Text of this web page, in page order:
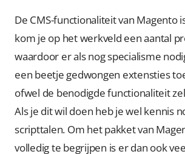
De CMS-functionaliteit van Magento
kom je op het werkveld een aantal
waardoor er als nog specialisme
een beetje gedwongen extensties
ofwel de benodigde functionaliteit
Als je dit wil doen heb je wel kennis
scripttalen. Om het pakket van
volledig te begrijpen is er dan ook